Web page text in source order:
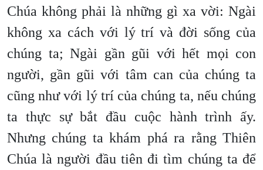
Chúa không phải là những gì xa vời: Ngài
không xa cách với lý trí và đời sống của
chúng ta; Ngài gần gũi với hết mọi con
người, gần gũi với tâm can của chúng ta
cũng như với lý trí của chúng ta, nếu chúng
ta thực sự bắt đầu cuộc hành trình ấy.
Nhưng chúng ta khám phá ra rằng Thiên
Chúa là người đầu tiên đi tìm chúng ta để